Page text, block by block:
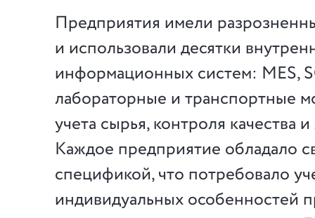
Предприятия имели
и использовали десятки
информационных систем: MES,
лабораторные и транспортные
учета сырья, контроля качества
Каждое предприятие обладало
спецификой, что потребовало
индивидуальных особенностей